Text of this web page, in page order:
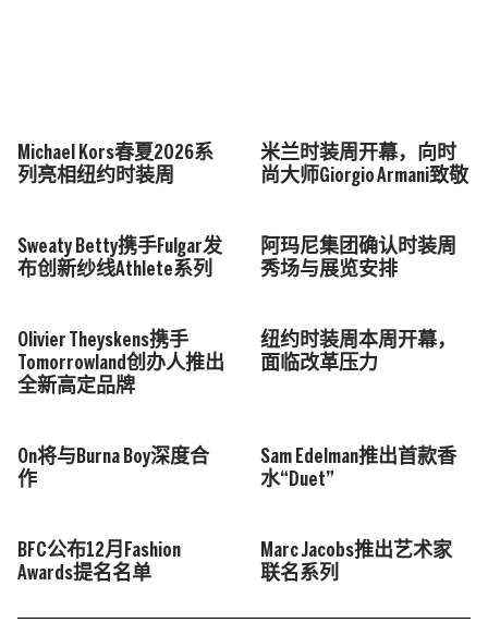
Michael Kors春夏2026系
列亮相纽约时装周
米兰时装周开幕，向时
尚大师Giorgio Armani致敬
Sweaty Betty携手Fulgar发
布创新纱线Athlete系列
阿玛尼集团确认时装周
秀场与展览安排
Olivier Theyskens携手
Tomorrowland创办人推出
全新高定品牌
纽约时装周本周开幕，
面临改革压力
On将与Burna Boy深度合
作
Sam Edelman推出首款香
水“Duet”
BFC公布12月Fashion
Awards提名名单
Marc Jacobs推出艺术家
联名系列